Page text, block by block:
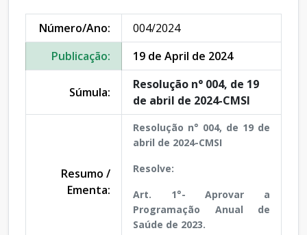
Número/Ano:
004/2024
Publicação:
19 de April de 2024
Súmula:
Resolução n° 004, de 19
de abril de 2024-CMSI
Resumo /
Ementa:
Resolução n° 004, de 19 de
abril de 2024-CMSI
Resolve:
Art. 1°- Aprovar a
Programação Anual de
Saúde de 2023.